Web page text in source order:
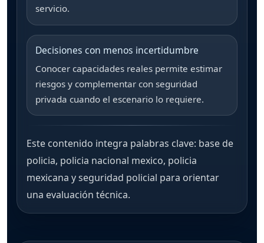
servicio.
Decisiones con menos incertidumbre
Conocer capacidades reales permite estimar
riesgos y complementar con seguridad
privada cuando el escenario lo requiere.
Este contenido integra palabras clave: base de
policia, policia nacional mexico, policia
mexicana yseguridad policial para orientar
una evaluación técnica.